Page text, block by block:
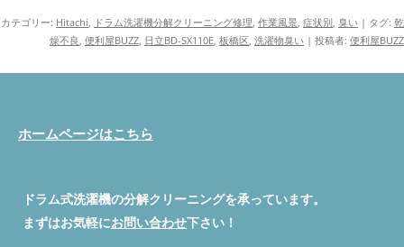
カテゴリー: Hitachi, ドラム洗濯機分解クリーニング修理, 作業風景, 症状別, 臭い | タグ: 乾
燥不良, 便利屋BUZZ, 日立BD-SX110E, 板橋区, 洗濯物臭い | 投稿者: 便利屋BUZZ
ホームページはこちら
ドラム式洗濯機の分解クリーニングを承っています。
まずはお気軽にお問い合わせ下さい！